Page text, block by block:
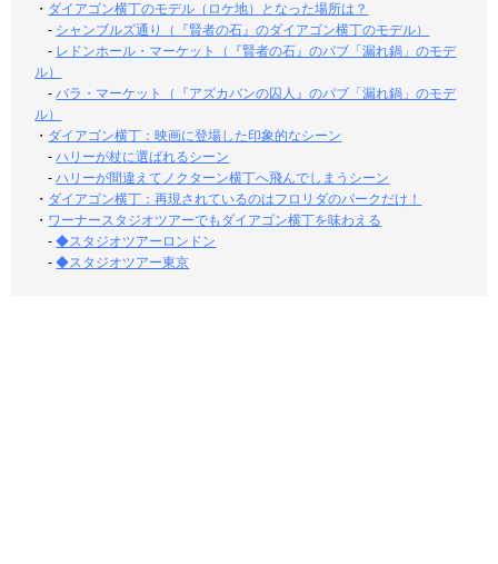
・ ダイアゴン横丁のモデル（ロケ地）となった場所は？
- シャンブルズ通り（『賢者の石』のダイアゴン横丁のモデル）
- レドンホール・マーケット（『賢者の石』のパブ「漏れ鍋」のモデ
ル）
-バラ・マーケット（『アズカバンの囚人』のパブ「漏れ鍋」のモデ
ル）
・ ダイアゴン横丁：映画に登場した印象的なシーン
-ハリーが杖に選ばれるシーン
-ハリーが間違えてノクターン横丁へ飛んでしまうシーン
・ ダイアゴン横丁：再現されているのはフロリダのパークだけ！
・ ワーナースタジオツアーでもダイアゴン横丁を味わえる
-◆スタジオツアーロンドン
-◆スタジオツアー東京